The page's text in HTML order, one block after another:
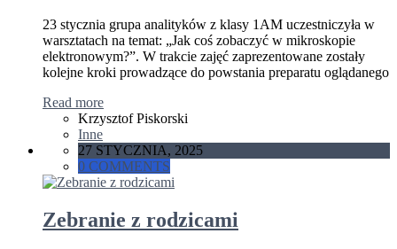
23 stycznia grupa analityków z klasy 1AM uczestniczyła w
warsztatach na temat: „Jak coś zobaczyć w mikroskopie
elektronowym?”. W trakcie zajęć zaprezentowane zostały
kolejne kroki prowadzące do powstania preparatu oglądanego
Read more
Krzysztof Piskorski
Inne
27 STYCZNIA, 2025
0 COMMENTS
Zebranie z rodzicami